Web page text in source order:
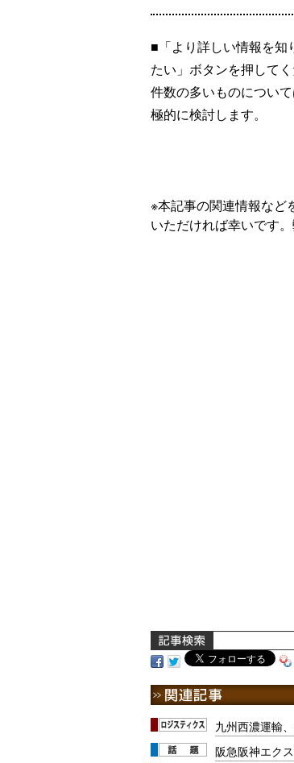
■「より詳しい情報を知
たい」ボタンを押して
件数の多いものについ
極的に検討します。
※本記事の関連情報など
いただければ幸いです
九州西濃運輸
阪急阪神エク